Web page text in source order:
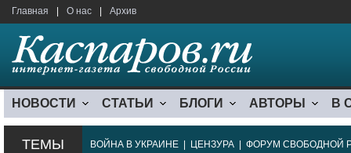
Главная О нас Архив
НОВОСТИ СТАТЬИ БЛОГИ АВТОРЫ В
ТЕМЫ ВОЙНА В УКРАИНЕ ЦЕНЗУРА ФОРУМ СВОБОДНОЙ